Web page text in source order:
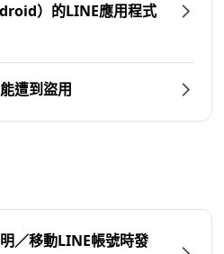
）的LINE應用程式
遭到盜用
／移動LINE帳號時發